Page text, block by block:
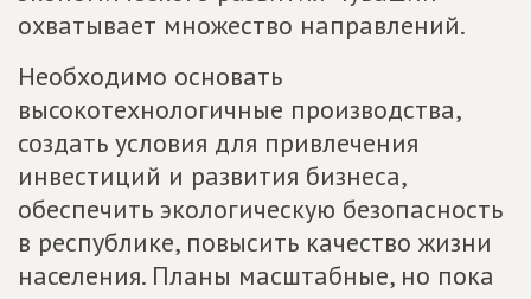
охватывает множество направлений.
Необходимо основать
высокотехнологичные производства,
создать условия для привлечения
инвестиций и развития бизнеса,
обеспечить экологическую безопасность
в республике, повысить качество жизни
населения. Планы масштабные, но пока